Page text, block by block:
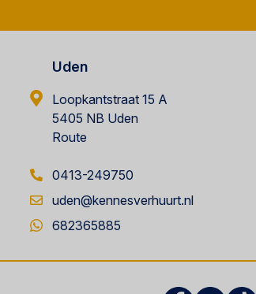
Uden
Loopkantstraat 15 A
5405 NB Uden
Route
0413-249750
uden@kennesverhuurt.nl
682365885